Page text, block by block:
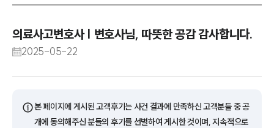
의료사고변호사 | 변호사님, 따뜻한 공감 감사합니다.
2025-05-22
ⓘ본 페이지에 게시된 고객후기는 사건 결과에 만족하신 고객분들 중 공
개에 동의해주신 분들의 후기를 선별하여 게시한 것이며, 지속적으로